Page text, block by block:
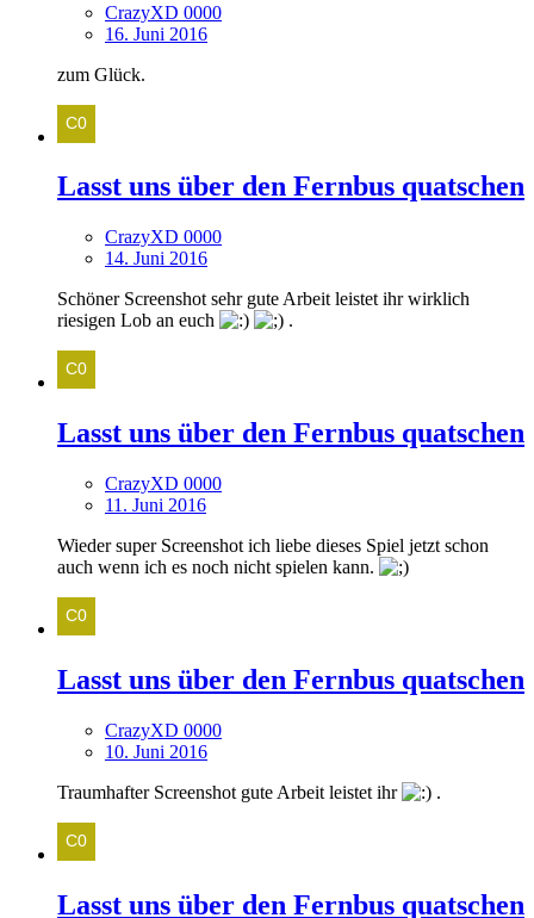
CrazyXD 0000
16. Juni 2016
zum Glück.
Lasst uns über den Fernbus quatschen
CrazyXD 0000
14. Juni 2016
Schöner Screenshot sehr gute Arbeit leistet ihr wirklich
riesigen Lob an euch
.
Lasst uns über den Fernbus quatschen
CrazyXD 0000
11. Juni 2016
Wieder super Screenshot ich liebe dieses Spiel jetzt schon
auch wenn ich es noch nicht spielen kann.
Lasst uns über den Fernbus quatschen
CrazyXD 0000
10. Juni 2016
Traumhafter Screenshot gute Arbeit leistet ihr
.
Lasst uns über den Fernbus quatschen